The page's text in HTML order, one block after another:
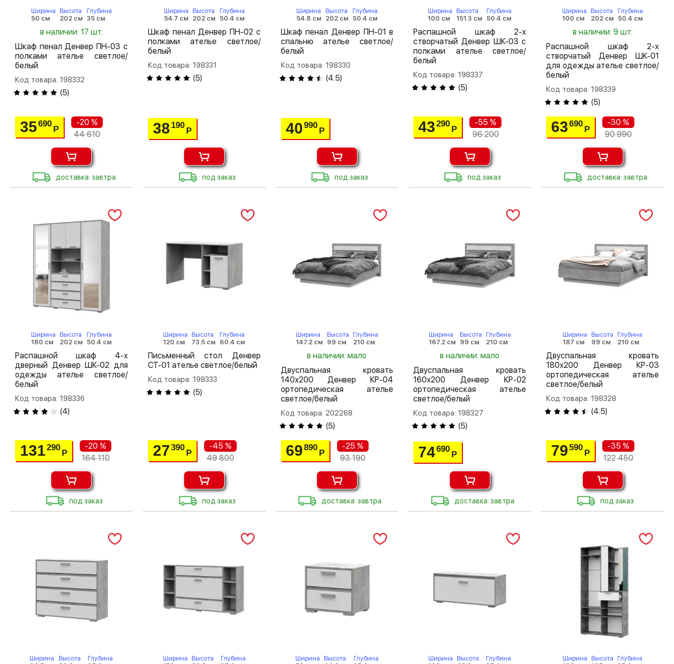
Ширина
50 см
Высота
202 см
Глубина
35 см
в наличии: 17 шт.
Шкаф пенал Денвер ПН-03 с
полками ателье светлое/
белый
Код товара: 198332
(5)
35690
Р
-20 %
44 610
доставка: завтра
Ширина
54.7 см
Высота
202 см
Глубина
50.4 см
Шкаф пенал Денвер ПН-02 с
полками ателье светлое/
белый
Код товара: 198331
(5)
38 190
Р
под заказ
Ширина
54.8 см
Высота
202 см
Глубина
50.4 см
Шкаф пенал Денвер ПН-01 в
спальню ателье светлое/
белый
Код товара: 198330
(4.5)
40990
Р
под заказ
Ширина
100 см
Высота
151.3 см
Глубина
50.4 см
Распашной шкаф 2-х
створчатый Денвер ШК-03 с
полками ателье светлое/
белый
Код товара: 198337
(5)
43290
Р
-55 %
96 200
под заказ
Ширина
100 см
Высота
202 см
Глубина
50.4 см
в наличии: 9 шт.
Распашной шкаф 2-х
створчатый Денвер ШК-01
для одежды ателье светлое/
белый
Код товара: 198339
(5)
63690
Р
-30 %
90 990
доставка: завтра
Ширина
180 см
Высота
202 см
Глубина
50.4 см
Распашной шкаф 4-х
дверный Денвер ШК-02 для
одежды ателье светлое/
белый
Код товара: 198336
(4)
131290
Р
-20 %
164 110
под заказ
Ширина
120 см
Высота
73.5 см
Глубина
60.4 см
Письменный стол Денвер
СТ-01 ателье светлое/белый
Код товара: 198333
(5)
27390
Р
-45 %
49 800
под заказ
Ширина
147.2 см
Высота
99 см
Глубина
210 см
в наличии: мало
Двуспальная кровать
140х200 Денвер КР-04
ортопедическая ателье
светлое/белый
Код товара: 202268
(5)
69890
Р
-25 %
93 190
доставка: завтра
Ширина
167.2 см
Высота
99 см
Глубина
210 см
в наличии: мало
Двуспальная кровать
160х200 Денвер КР-02
ортопедическая ателье
светлое/белый
Код товара: 198327
(5)
74690
Р
доставка: завтра
Ширина
187 см
Высота
99 см
Глубина
210 см
Двуспальная кровать
180х200 Денвер КР-03
ортопедическая ателье
светлое/белый
Код товара: 198328
(4.5)
79590
Р
-35 %
122 450
под заказ
Ширина
Высота
Глубина
Ширина Высота
Глубина
Ширина Высота
Глубина
Ширина
Высота
Глубина
Ширина
Высота
Глубина